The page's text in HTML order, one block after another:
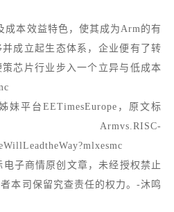
成本效益特色，使其成为Arm的有
成立起生态体系，企业便有了转
芯片行业步入一个立异与低成本
妹平台EETimesEurope，原文标
子商情原创文章，未经授权禁止
本司保留究查责任的权力。-沐鸣